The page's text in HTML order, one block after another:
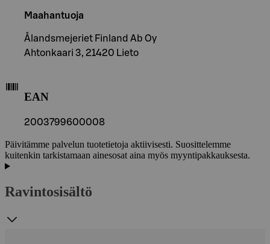
Maahantuoja
Ålandsmejeriet Finland Ab Oy
Ahtonkaari 3, 21420 Lieto
EAN
2003799600008
Päivitämme palvelun tuotetietoja aktiivisesti. Suosittelemme
kuitenkin tarkistamaan ainesosat aina myös myyntipakkauksesta.
Ravintosisältö